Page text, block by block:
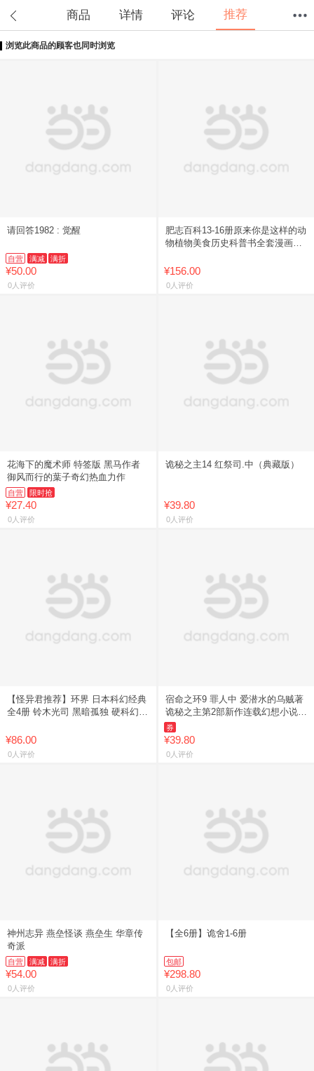
商品 详情 评论 推荐
浏览此商品的顾客也同时浏览
请回答1982 : 觉醒
自营 满减 满折
¥50.00
0人评价
肥志百科13-16册原来你是这样的动
物植物美食历史科普书全套漫画书9
者肥志儿童科普百科全
¥156.00
0人评价
花海下的魔术师 特签版 黑马作者
御风而行的葉子奇幻热血力作
自营 限时抢
¥27.40
0人评价
诡秘之主14 红祭司.中（典藏版）
¥39.80
0人评价
【怪异君推荐】环界 日本科幻经典
全4册 铃木光司 黑暗孤独 硬科幻经
慈欣 沙丘 畅销
¥86.00
0人评价
宿命之环9 罪人中 爱潜水的乌贼著
诡秘之主第2部新作连载幻想小说实
体书 梦境沉湎于过去 而现实终将
前行 新星出版社 天闻
券
¥39.80
0人评价
神州志异 燕垒怪谈 燕垒生 华章传
奇派
自营 满减 满折
¥54.00
0人评价
【全6册】诡舍1-6册
包邮
¥298.80
0人评价